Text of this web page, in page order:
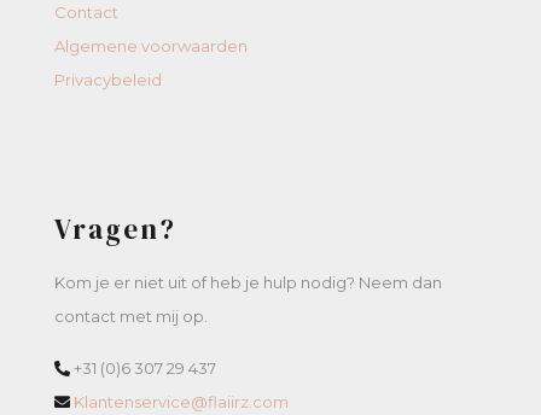
Contact
Algemene voorwaarden
Privacybeleid
Vragen?
Kom je er niet uit of heb je hulp nodig? Neem dan
contact met mij op.
+31 (0)6 307 29 437
Klantenservice@flaiirz.com